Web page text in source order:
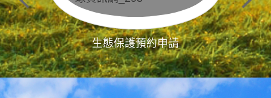
生態保護預約申請